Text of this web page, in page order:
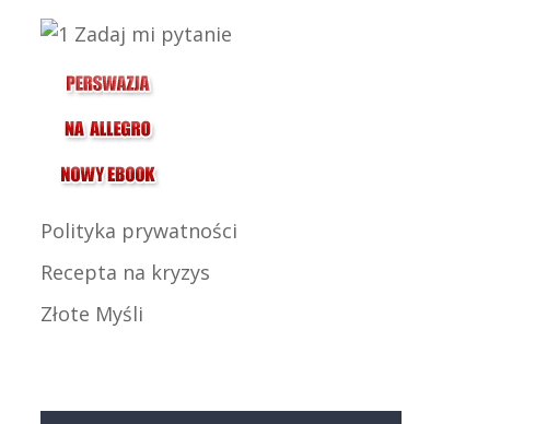
Polityka prywatności
Recepta na kryzys
Złote Myśli